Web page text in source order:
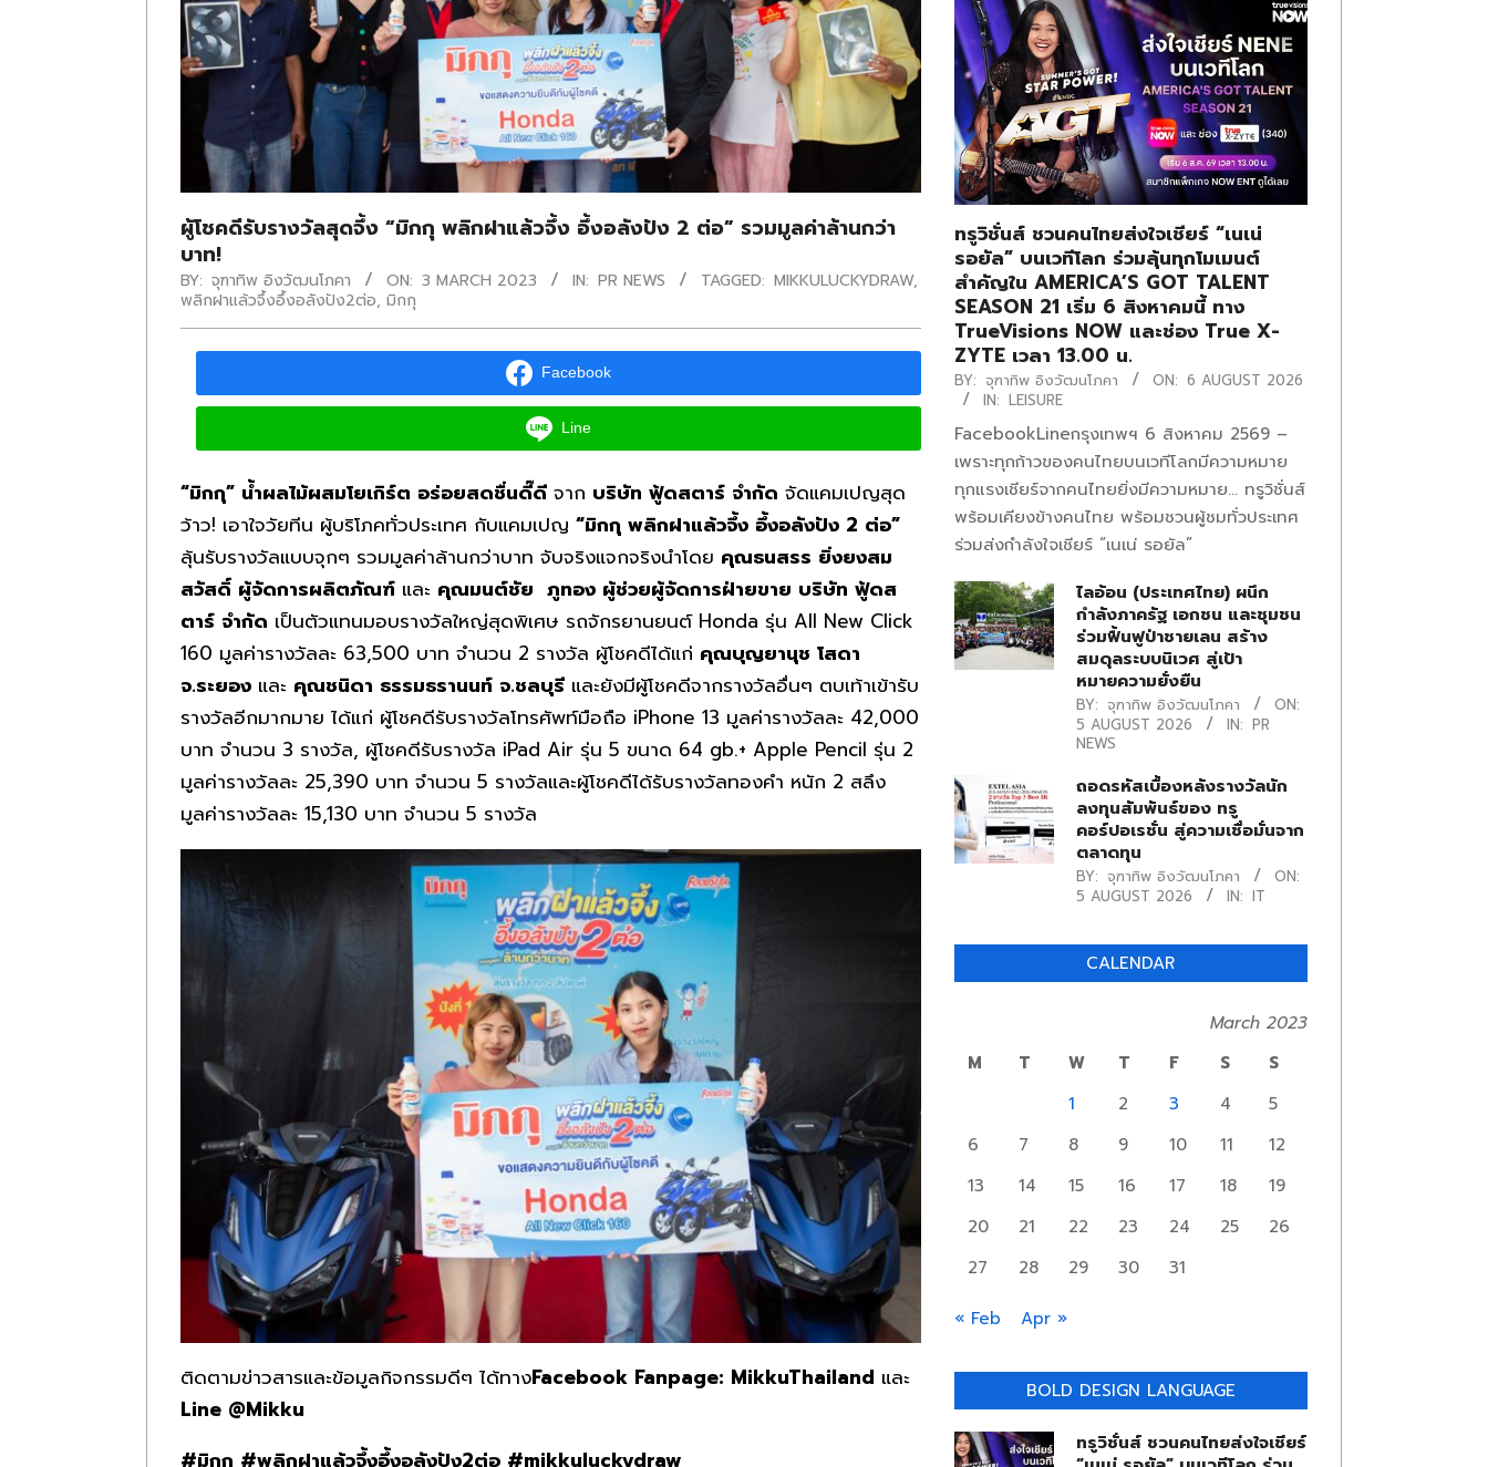
ผู้โชคดีรับรางวัลสุดจึ้ง “มิกกุ พลิกฝาแล้วจึ้ง อึ้งอลังปัง 2 ต่อ” รวมมูลค่าล้านกว่า
บาท!
BY: จุฑาทิพ อิงวัฒนโภคา ON: 3 MARCH 2023 IN: PR NEWS TAGGED: MIKKULUCKYDRAW,
พลิกฝาแล้วจึ้งอึ้งอลังปัง2ต่อ, มิกกุ
Facebook
Line
“มิกกุ” น้ำผลไม้ผสมโยเกิร์ต อร่อยสดชื่นดี๊ดี จาก บริษัท ฟู้ดสตาร์ จำกัด จัดแคมเปญสุด
ว้าว! เอาใจวัยทีน ผู้บริโภคทั่วประเทศ กับแคมเปญ “มิกกุ พลิกฝาแล้วจึ้ง อึ้งอลังปัง 2 ต่อ”
ลุ้นรับรางวัลแบบจุกๆ รวมมูลค่าล้านกว่าบาท จับจริงแจกจริงนำโดย คุณธนสรร ยิ่งยงสม
สวัสดิ์ ผู้จัดการผลิตภัณฑ์ และ คุณมนต์ชัย ภูทอง ผู้ช่วยผู้จัดการฝ่ายขาย บริษัท ฟู้ดส
ตาร์ จำกัด เป็นตัวแทนมอบรางวัลใหญ่สุดพิเศษ รถจักรยานยนต์ Honda รุ่น All New Click
160 มูลค่ารางวัลละ 63,500 บาท จำนวน 2 รางวัล ผู้โชคดีได้แก่ คุณบุญยานุช โสดา
จ.ระยอง และ คุณชนิดา ธรรมธรานนท์ จ.ชลบุรี และยังมีผู้โชคดีจากรางวัลอื่นๆ ตบเท้าเข้ารับ
รางวัลอีกมากมาย ได้แก่ ผู้โชคดีรับรางวัลโทรศัพท์มือถือ iPhone 13 มูลค่ารางวัลละ 42,000
บาท จำนวน 3 รางวัล, ผู้โชคดีรับรางวัล iPad Air รุ่น 5 ขนาด 64 gb.+ Apple Pencil รุ่น 2
มูลค่ารางวัลละ 25,390 บาท จำนวน 5 รางวัลและผู้โชคดีได้รับรางวัลทองคำ หนัก 2 สลึง
มูลค่ารางวัลละ 15,130 บาท จำนวน 5 รางวัล
ติดตามข่าวสารและข้อมูลกิจกรรมดีๆ ได้ทางFacebook Fanpage: MikkuThailand และ
Line @Mikku
#มิกกุ #พลิกฝาแล้วจึ้งอึ้งอลังปัง2ต่อ #mikkuluckydraw
ทรูวิชั่นส์ ชวนคนไทยส่งใจเชียร์ “เนเน่
รอยัล” บนเวทีโลก ร่วมลุ้นทุกโมเมนต์
สำคัญใน AMERICA’S GOT TALENT
SEASON 21 เริ่ม 6 สิงหาคมนี้ ทาง
TrueVisions NOW และช่อง True X-
ZYTE เวลา 13.00 น.
BY: จุฑาทิพ อิงวัฒนโภคา ON: 6 AUGUST 2026
IN: LEISURE
FacebookLineกรุงเทพฯ 6 สิงหาคม 2569 –
เพราะทุกก้าวของคนไทยบนเวทีโลกมีความหมาย
ทุกแรงเชียร์จากคนไทยยิ่งมีความหมาย… ทรูวิชั่นส์
พร้อมเคียงข้างคนไทย พร้อมชวนผู้ชมทั่วประเทศ
ร่วมส่งกำลังใจเชียร์ “เนเน่ รอยัล”
ไลอ้อน (ประเทศไทย) ผนึก
กำลังภาครัฐ เอกชน และชุมชน
ร่วมฟื้นฟูป่าชายเลน สร้าง
สมดุลระบบนิเวศ สู่เป้า
หมายความยั่งยืน
BY: จุฑาทิพ อิงวัฒนโภคา
ON:
5 AUGUST 2026
IN: PR
NEWS
ถอดรหัสเบื้องหลังรางวัลนัก
ลงทุนสัมพันธ์ของ ทรู
คอร์ปอเรชั่น สู่ความเชื่อมั่นจาก
ตลาดทุน
BY: จุฑาทิพ อิงวัฒนโภคา
ON:
5 AUGUST 2026
IN: IT
CALENDAR
March 2023
M
T W T F S
S
1
2 3 4
5
6
7 8 9 10 11
12
13
14 15 16 17 18
19
20
21 22 23 24 25
26
27
28 29 30 31
« Feb Apr »
BOLD DESIGN LANGUAGE
ทรูวิชั่นส์ ชวนคนไทยส่งใจเชียร์